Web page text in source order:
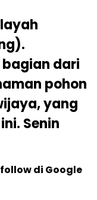
dari
pohon
yang
Senin
di Google